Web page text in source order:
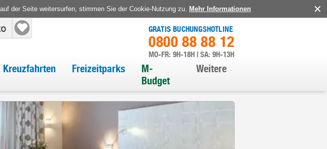
der Seite weitersurfen, stimmen Sie der Cookie-Nutzung zu. Mehr Informationen
GRATIS BUCHUNGSHOTLINE
0800 88 88 12
MO-FR: 9H-18H | SA: 9H-13H
Kreuzfahrten Freizeitparks
M-
Budget
Weitere